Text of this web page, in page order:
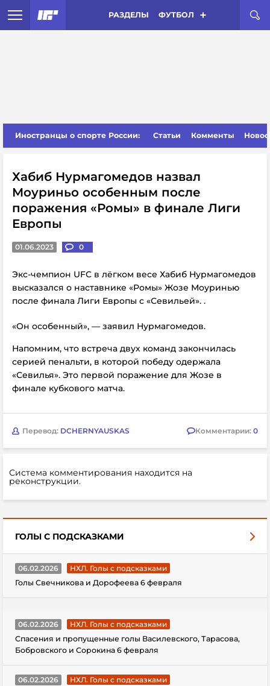
РАЗДЕЛЫ ФУТБОЛ
Иностранцы о спорте России: Статьи Комменты
Хабиб Нурмагомедов назвал
Моуриньо особенным после
поражения «Ромы» в финале Лиги
Европы
01.06.2023 0
Экс-чемпион UFC в лёгком весе Хабиб Нурмагомедов
высказался о наставнике «Ромы» Жозе Моуринью
после финала Лиги Европы с «Севильей». .
«Он особенный», — заявил Нурмагомедов.
Напомним, что встреча двух команд закончилась
серией пенальти, в которой победу одержала
«Севилья». Это первой поражение для Жозе в
финале кубкового матча.
Перевод: DCHERNYAUSKAS Комментарии: 0
Система комментирования находится на
реконструкции.
ГОЛЫ С ПОДСКАЗКАМИ
06.02.2026
НХЛ. Голы с подсказками
Голы Свечникова и Дорофеева 6 февраля
06.02.2026
НХЛ. Голы с подсказками
Спасения и пропущенные голы Василевского, Тарасова,
Бобровского и Сорокина 6 февраля
06.02.2026
НХЛ. Голы с подсказками